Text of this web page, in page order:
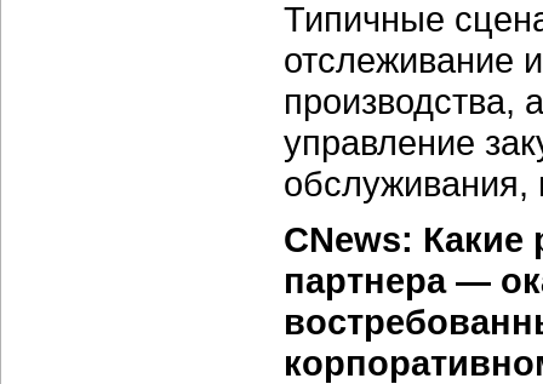
Типичные
отслеживание
производства,
управление
обслуживания,
CNews:
партнера —